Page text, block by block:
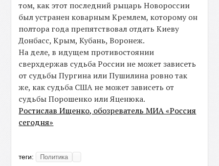
том, как этот последний рыцарь Новороссии
был устранен коварным Кремлем, которому он
полтора года препятствовал отдать Киеву
Донбасс, Крым, Кубань, Воронеж.
На деле, в идущем противостоянии
сверхдержав судьба России не может зависеть
от судьбы Пургина или Пушилина ровно так
же, как судьба США не может зависеть от
судьбы Порошенко или Яценюка.
Ростислав Ищенко, обозреватель МИА «Россия
сегодня»
теги: Политика